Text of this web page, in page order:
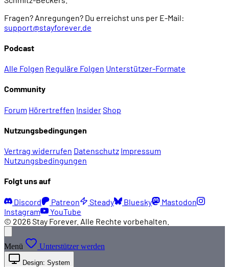
Fragen? Anregungen? Du erreichst uns per E-Mail:
support@stayforever.de
Podcast
Alle Folgen Reguläre Folgen Unterstützer-Formate
Community
Forum Hörertreffen InsiderShop
Nutzungsbedingungen
Vertrag widerrufen Datenschutz Impressum
Nutzungsbedingungen
Folgt uns auf
Discord Patreon Steady Bluesky
Mastodon
Instagram
YouTube
© 2026 Stay Forever. Alle Rechte vorbehalten.
Menü Unterstützer werden
Design: System